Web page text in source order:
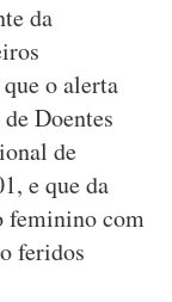
da
o alerta
Doentes
de
e que da
feminino com
feridos